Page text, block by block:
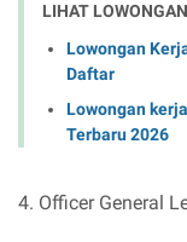
LIHAT
Lowongan
Daftar
Lowongan
Terbaru 2026
4. Officer General